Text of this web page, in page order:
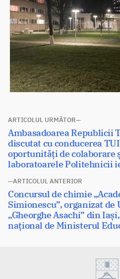
Navigare
în
articole
ARTICOLUL ANTERIOR
Articolul
anterior:
Concursul de chimie
Simionescu”, organizat
„Gheorghe Asachi” din
naţional de Ministerul
ARTICOLUL URMĂTOR
Articolul
următor:
Ambasadoarea Republicii
discutat cu conducerea
oportunități de colaborare
laboratoarele Politehnicii